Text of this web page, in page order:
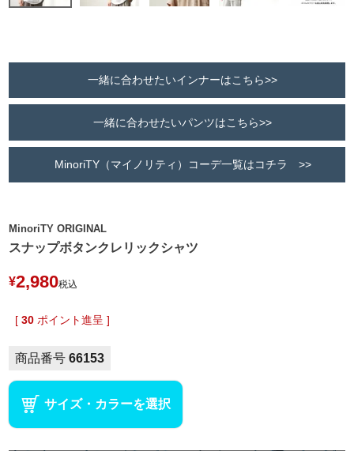
一緒に合わせたいインナーはこちら>>
一緒に合わせたいパンツはこちら>>
MinoriTY（マイノリティ）コーデ一覧はコチラ >>
MinoriTY ORIGINAL
スナップボタンクレリックシャツ
¥2,980税込
[ 30 ポイント進呈 ]
商品番号 66153
サイズ・カラーを選択